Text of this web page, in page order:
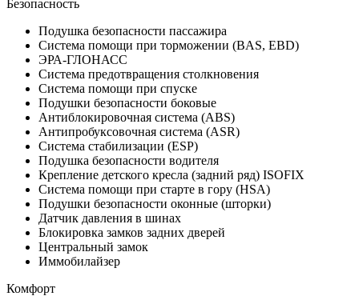
Безопасность
Подушка безопасности пассажира
Система помощи при торможении (BAS, EBD)
ЭРА-ГЛОНАСС
Система предотвращения столкновения
Система помощи при спуске
Подушки безопасности боковые
Антиблокировочная система (ABS)
Антипробуксовочная система (ASR)
Система стабилизации (ESP)
Подушка безопасности водителя
Крепление детского кресла (задний ряд) ISOFIX
Система помощи при старте в гору (HSA)
Подушки безопасности оконные (шторки)
Датчик давления в шинах
Блокировка замков задних дверей
Центральный замок
Иммобилайзер
Комфорт